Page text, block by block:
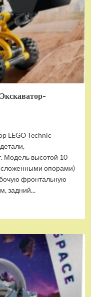
LEGO Technic
Модель высотой 10
опорами)
фронтальную
задний...